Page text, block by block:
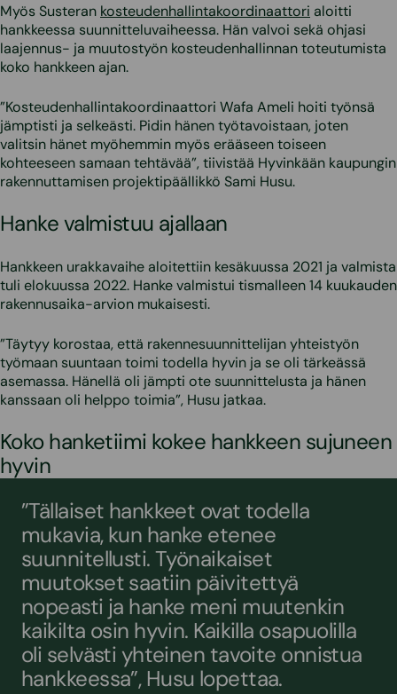
Myös Susteran kosteudenhallintakoordinaattori aloitti
hankkeessa suunnitteluvaiheessa. Hän valvoi sekä ohjasi
laajennus- ja muutostyön kosteudenhallinnan toteutumista
koko hankkeen ajan.
”Kosteudenhallintakoordinaattori Wafa Ameli hoiti työnsä
jämptisti ja selkeästi. Pidin hänen työtavoistaan, joten
valitsin hänet myöhemmin myös erääseen toiseen
kohteeseen samaan tehtävää”, tiivistää Hyvinkään kaupungin
rakennuttamisen projektipäällikkö Sami Husu.
Hanke valmistuu ajallaan
Hankkeen urakkavaihe aloitettiin kesäkuussa 2021 ja valmista
tuli elokuussa 2022. Hanke valmistui tismalleen 14 kuukauden
rakennusaika-arvion mukaisesti.
”Täytyy korostaa, että rakennesuunnittelijan yhteistyön
työmaan suuntaan toimi todella hyvin ja se oli tärkeässä
asemassa. Hänellä oli jämpti ote suunnittelusta ja hänen
kanssaan oli helppo toimia”, Husu jatkaa.
Koko hanketiimi kokee hankkeen sujuneen
hyvin
”Tällaiset hankkeet ovat todella
mukavia, kun hanke etenee
suunnitellusti. Työnaikaiset
muutokset saatiin päivitettyä
nopeasti ja hanke meni muutenkin
kaikilta osin hyvin. Kaikilla osapuolilla
oli selvästi yhteinen tavoite onnistua
hankkeessa”, Husu lopettaa.